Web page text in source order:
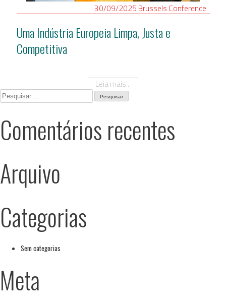
30/09/2025 Brussels Conference
Uma Indústria Europeia Limpa, Justa e
Competitiva
Leia mais...
Pesquisar
por:
Comentários recentes
Arquivo
Categorias
Sem categorias
Meta